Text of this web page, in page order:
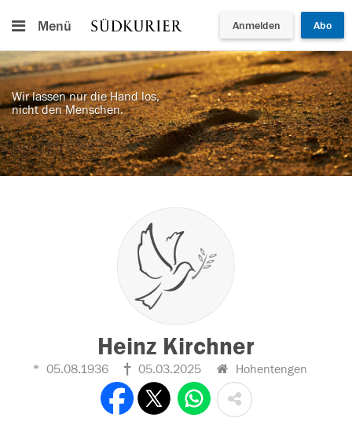
Menü Anmelden Abo
Wir lassen nur die Hand los,
nicht den Menschen.
Heinz Kirchner
05.08.1936 05.03.2025 Hohentengen